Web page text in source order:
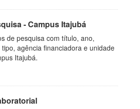
- Campus Itajubá
de pesquisa com título, ano,
agência financiadora e unidade
Itajubá.